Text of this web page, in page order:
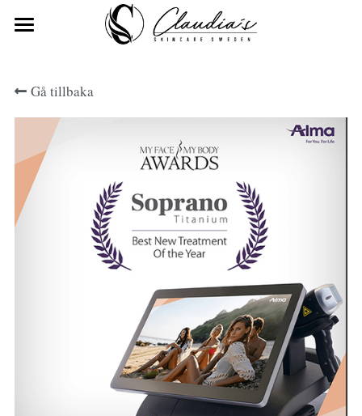
Tjänster
Kundreferenser
Adress/Resväg
Priser och Bokning
Gå tillbaka